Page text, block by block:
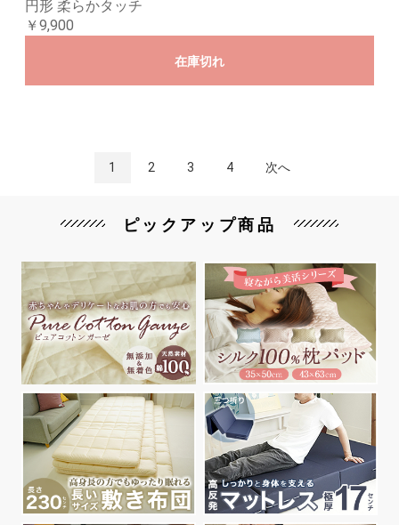
円形 柔らかタッチ
￥9,900
在庫切れ
1 2 3 4 次へ
ピックアップ商品